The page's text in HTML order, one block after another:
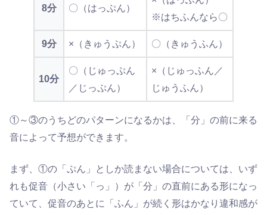
8分 〇（はっぷん）
※はちふんなら〇
9分 ×（きゅうぷん） 〇（きゅうふん）
10分
〇（じゅっぷん
／じっぷん）
×（じゅっふん／
じゅうふん）
①～③のうちどのパターンになるかは、「分」の前に来る
音によって予想ができます。
まず、①の「ぷん」としか読まない場合については、いず
れも促音（小さい「っ」）が「分」の直前にある形になっ
ていて、促音のあとに「ふん」が続く形はかなり違和感が